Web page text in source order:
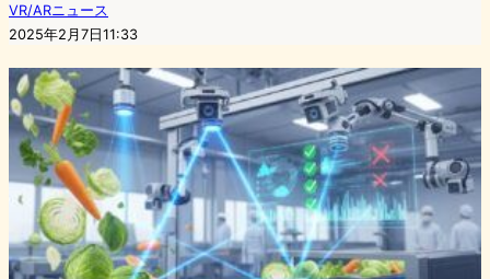
VR/ARニュース
2025年2月7日11:33